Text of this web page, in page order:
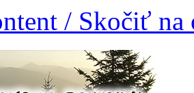
/ Skočiť na